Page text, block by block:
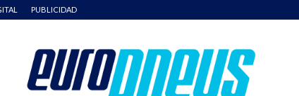
PUBLICIDAD